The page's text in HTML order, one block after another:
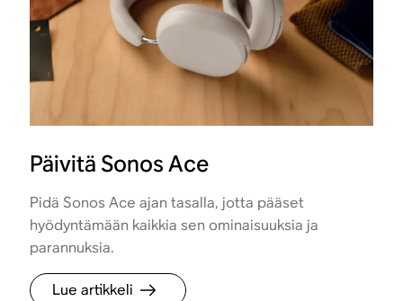
Päivitä Sonos Ace
Pidä Sonos Ace ajan tasalla, jotta pääset
hyödyntämään kaikkia sen ominaisuuksia ja
parannuksia.
Lue artikkeli